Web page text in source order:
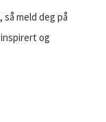
meld deg på
og